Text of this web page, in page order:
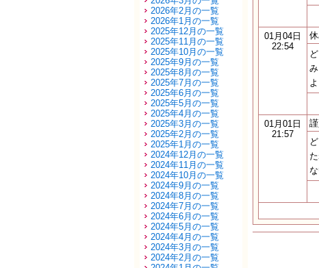
2026年2月の一覧
2026年1月の一覧
2025年12月の一覧
2025年11月の一覧
2025年10月の一覧
2025年9月の一覧
2025年8月の一覧
2025年7月の一覧
2025年6月の一覧
2025年5月の一覧
2025年4月の一覧
2025年3月の一覧
2025年2月の一覧
2025年1月の一覧
2024年12月の一覧
2024年11月の一覧
2024年10月の一覧
2024年9月の一覧
2024年8月の一覧
2024年7月の一覧
2024年6月の一覧
2024年5月の一覧
2024年4月の一覧
2024年3月の一覧
2024年2月の一覧
01月04日
22:54
01月01日
21:57